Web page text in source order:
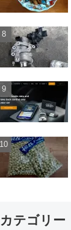
カテゴリー